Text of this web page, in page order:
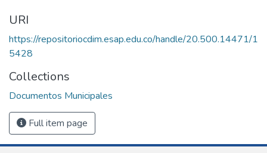
URI
https://repositoriocdim.esap.edu.co/handle/20.500.14471/1
5428
Collections
Documentos Municipales
Full item page